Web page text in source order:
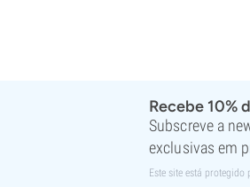
Recebe 10%
Subscreve a
exclusivas em
Este site está protegido